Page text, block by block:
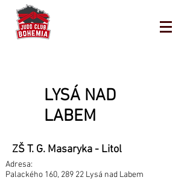
LYSÁ NAD
LABEM
ZŠ T. G. Masaryka - Litol
Adresa:
Palackého 160, 289 22 Lysá nad Labem